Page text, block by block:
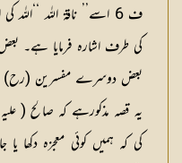
ف 6 اسے’’ ناقۃ اللہ
کی طرف اشارہ فرمایا ہے۔
بعض دوسرے مفسرین (رح)
یہ قصہ مذکورہے کہ صالح (
کی کہ ہمیں کوئی معجزہ دکھا